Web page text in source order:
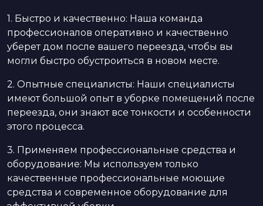
1. Быстро и качественно: Наша команда
профессионалов оперативно и качественно
уберет дом после вашего переезда, чтобы вы
могли быстро обустроиться в новом месте.
2. Опытные специалисты: Наши специалисты
имеют большой опыт в уборке помещений после
переезда, они знают все тонкости и особенности
этого процесса.
3. Применяем профессиональные средства и
оборудование: Мы используем только
качественные профессиональные моющие
средства и современное оборудование для